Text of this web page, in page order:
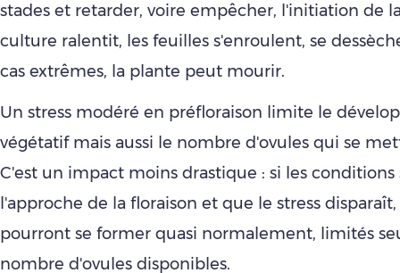
stades et retarder, voire empêcher, l'initiation de
culture ralentit, les feuilles s'enroulent, se
cas extrêmes, la plante peut mourir.
Un stress modéré en préfloraison limite le
végétatif mais aussi le nombre d'ovules qui se
C'est un impact moins drastique : si les
l'approche de la floraison et que le stress disparaît,
pourront se former quasi normalement, limités
nombre d'ovules disponibles.